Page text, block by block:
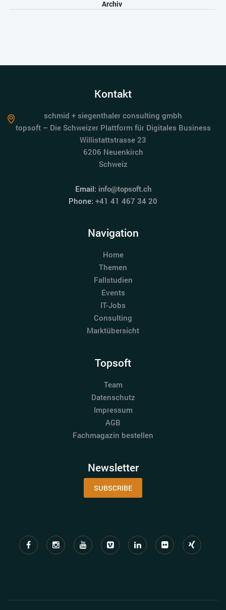
Archiv
Kontakt
schmid + siegenthaler consulting gmbh
topsoft – Die Schweizer Plattform für Digitales Business
Willistattstrasse 23
6206 Neuenkirch
Schweiz
Email: info@topsoft.ch
Phone: +41 41 467 34 20
Navigation
Home
Themen
Fallstudien
Events
IT-Jobs
Consulting
Marktübersicht
Topsoft
Team
Datenschutz
Impressum
AGB
Fachmagazin bestellen
Newsletter
SUBSCRIBE